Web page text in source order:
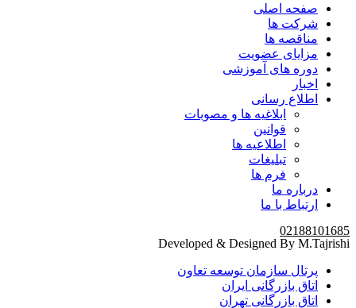
صفحه اصلی
شرکت ها
مناقصه ها
مزایای عضویت
دوره های آموزشی
اخبار
اطلاع رسانی
ابلاغیه ها و مصوبات
قوانین
اطلاعیه ها
تبلیغات
فرم ها
درباره ما
ارتباط با ما
02188101685
Developed & Designed By M.Tajrishi
پرتال سازمان توسعه تعاون
اتاق بازرگانی ایران
اتاق بازرگانی تهران